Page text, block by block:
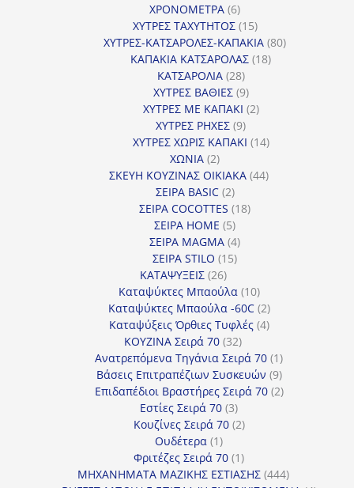
ΧΡΟΝΟΜΕΤΡΑ 66
προϊόντα
ΧΥΤΡΕΣ ΤΑΧΥΤΗΤΟΣ 1515
προϊόντα
ΧΥΤΡΕΣ-ΚΑΤΣΑΡΟΛΕΣ-ΚΑΠΑΚΙΑ 8080
ΚΑΠΑΚΙΑ ΚΑΤΣΑΡΟΛΑΣ 1818
ΚΑΤΣΑΡΟΛΙΑ 2828
προϊόντα
ΧΥΤΡΕΣ ΒΑΘΙΕΣ 99
προϊόντα
ΧΥΤΡΕΣ ΜΕ ΚΑΠΑΚΙ 22
ΧΥΤΡΕΣ ΡΗΧΕΣ 99
προϊόντα
ΧΥΤΡΕΣ ΧΩΡΙΣ ΚΑΠΑΚΙ 1414
ΧΩΝΙΑ 22
προϊόντα
ΣΚΕΥΗ ΚΟΥΖΙΝΑΣ ΟΙΚΙΑΚΑ 4444
ΣΕΙΡΑ BASIC 22
προϊόντα
ΣΕΙΡΑ COCOTTES 1818
ΣΕΙΡΑ HOME 55
προϊόντα
ΣΕΙΡΑ MAGMA 44
προϊόντα
ΣΕΙΡΑ STILO 1515
ΚΑΤΑΨΥΞΕΙΣ 2626
προϊόντα
Καταψύκτες Μπαούλα 1010
προϊόντα
Καταψύκτες Μπαούλα -60C 22
προϊόντα
Καταψύξεις Όρθιες Τυφλές 44
ΚΟΥΖΙΝΑ Σειρά 70 3232
προϊόντα
Ανατρεπόμενα Τηγάνια Σειρά 70 11
προϊόν
Βάσεις Επιτραπέζιων Συσκευών 99
προϊόντα
Επιδαπέδιοι Βραστήρες Σειρά 70 22
Εστίες Σειρά 70 33
προϊόντα
Κουζίνες Σειρά 70 22
Ουδέτερα 11
προϊόν
Φριτέζες Σειρά 70 11
προϊόν
ΜΗΧΑΝΗΜΑΤΑ ΜΑΖΙΚΗΣ ΕΣΤΙΑΣΗΣ 444444